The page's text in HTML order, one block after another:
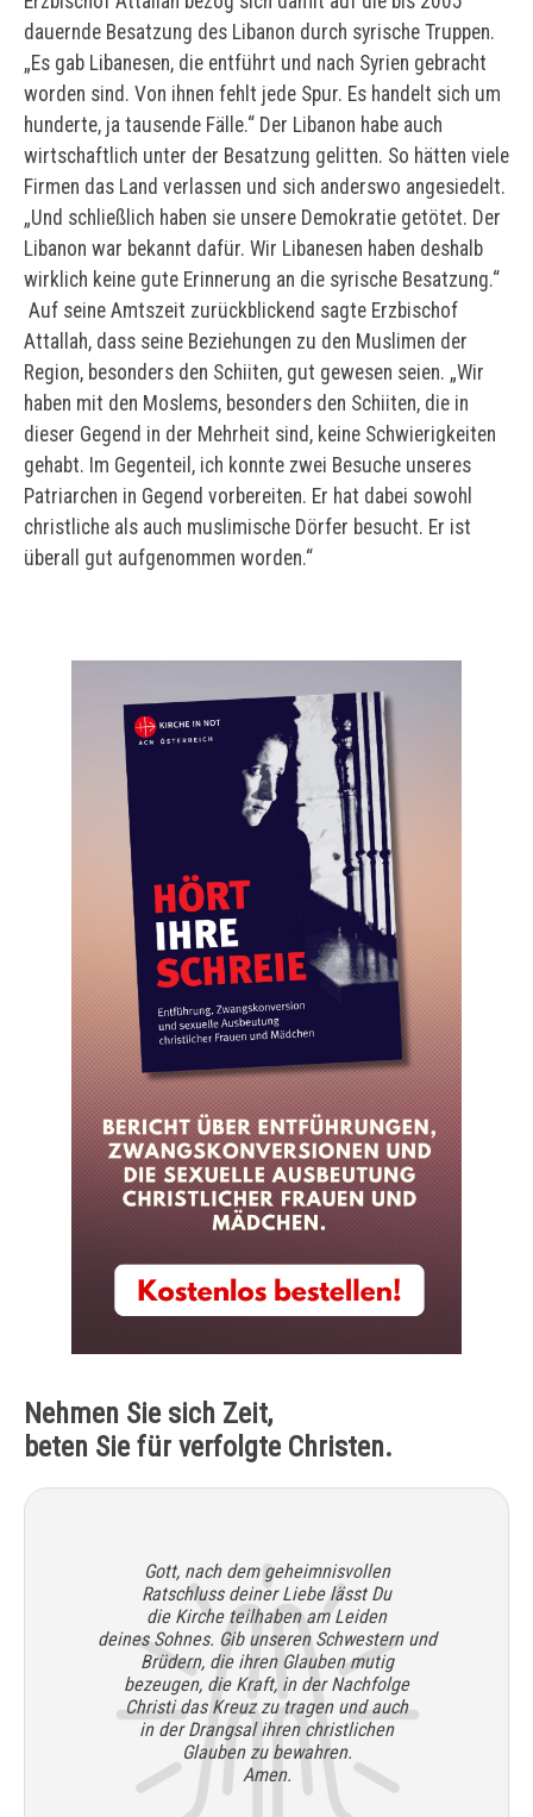
dauernde Besatzung des Libanon durch syrische Truppen.
„Es gab Libanesen, die entführt und nach Syrien gebracht
worden sind. Von ihnen fehlt jede Spur. Es handelt sich um
hunderte, ja tausende Fälle.“ Der Libanon habe auch
wirtschaftlich unter der Besatzung gelitten. So hätten viele
Firmen das Land verlassen und sich anderswo angesiedelt.
„Und schließlich haben sie unsere Demokratie getötet. Der
Libanon war bekannt dafür. Wir Libanesen haben deshalb
wirklich keine gute Erinnerung an die syrische Besatzung.“
Auf seine Amtszeit zurückblickend sagte Erzbischof
Attallah, dass seine Beziehungen zu den Muslimen der
Region, besonders den Schiiten, gut gewesen seien. „Wir
haben mit den Moslems, besonders den Schiiten, die in
dieser Gegend in der Mehrheit sind, keine Schwierigkeiten
gehabt. Im Gegenteil, ich konnte zwei Besuche unseres
Patriarchen in Gegend vorbereiten. Er hat dabei sowohl
christliche als auch muslimische Dörfer besucht. Er ist
überall gut aufgenommen worden.“
Nehmen Sie sich Zeit,
beten Sie für verfolgte Christen.
Gott, nach dem geheimnisvollen
Ratschluss deiner Liebe lässt Du
die Kirche teilhaben am Leiden
deines Sohnes. Gib unseren Schwestern und
Brüdern, die ihren Glauben mutig
bezeugen, die Kraft, in der Nachfolge
Christi das Kreuz zu tragen und auch
in der Drangsal ihren christlichen
Glauben zu bewahren.
Amen.